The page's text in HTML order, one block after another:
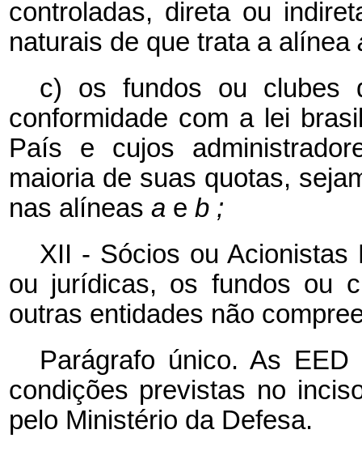
controladas, direta ou
naturais de que trata a alínea
c) os fundos ou clubes
conformidade com a lei
País e cujos
maioria de suas quotas,
nas alíneas a e b ;
XII - Sócios ou Acionistas
ou jurídicas, os fundos ou
outras entidades não
Parágrafo único. As
condições previstas no
pelo Ministério da Defesa.